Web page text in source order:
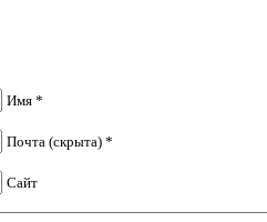
Имя *
Почта (скрыта) *
Сайт